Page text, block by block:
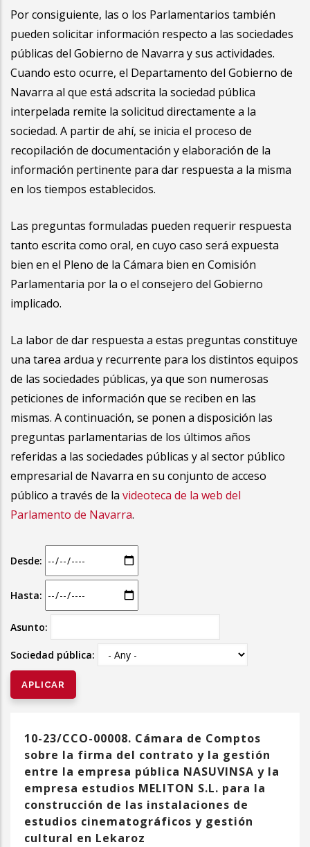
Por consiguiente, las o los Parlamentarios también
pueden solicitar información respecto a las sociedades
públicas del Gobierno de Navarra y sus actividades.
Cuando esto ocurre, el Departamento del Gobierno de
Navarra al que está adscrita la sociedad pública
interpelada remite la solicitud directamente a la
sociedad. A partir de ahí, se inicia el proceso de
recopilación de documentación y elaboración de la
información pertinente para dar respuesta a la misma
en los tiempos establecidos.
Las preguntas formuladas pueden requerir respuesta
tanto escrita como oral, en cuyo caso será expuesta
bien en el Pleno de la Cámara bien en Comisión
Parlamentaria por la o el consejero del Gobierno
implicado.
La labor de dar respuesta a estas preguntas constituye
una tarea ardua y recurrente para los distintos equipos
de las sociedades públicas, ya que son numerosas
peticiones de información que se reciben en las
mismas. A continuación, se ponen a disposición las
preguntas parlamentarias de los últimos años
referidas a las sociedades públicas y al sector público
empresarial de Navarra en su conjunto de acceso
público a través de la videoteca de la web del
Parlamento de Navarra.
Desde:
Hasta:
Asunto:
Sociedad pública:
10-23/CCO-00008. Cámara de Comptos
sobre la firma del contrato y la gestión
entre la empresa pública NASUVINSA y la
empresa estudios MELITON S.L. para la
construcción de las instalaciones de
estudios cinematográficos y gestión
cultural en Lekaroz